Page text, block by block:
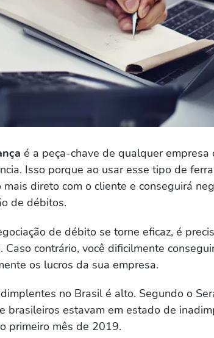
é a peça-chave de qualquer empresa
Isso porque ao usar esse tipo de
direto com o cliente e conseguirá
de débitos.
de débito se torne eficaz, é
contrário, você dificilmente
os lucros da sua empresa.
no Brasil é alto. Segundo o
brasileiros estavam em estado de
primeiro mês de 2019.